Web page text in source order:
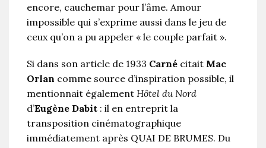
encore, cauchemar pour l’âme. Amour
impossible qui s’exprime aussi dans le jeu de
ceux qu’on a pu appeler « le couple parfait ».
Si dans son article de 1933 Carné citait Mac
Orlan comme source d’inspiration possible, il
mentionnait également Hôtel du Nord
d’Eugène Dabit : il en entreprit la
transposition cinématographique
immédiatement après QUAI DE BRUMES. Du